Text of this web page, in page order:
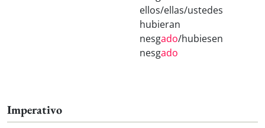
ellos/ellas/ustedes
hubieran
nesgado/hubiesen
nesgado
Imperativo